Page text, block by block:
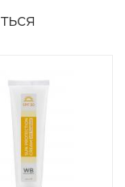
нанесение.